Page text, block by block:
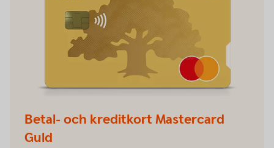
Betal- och kreditkort Mastercard
Guld